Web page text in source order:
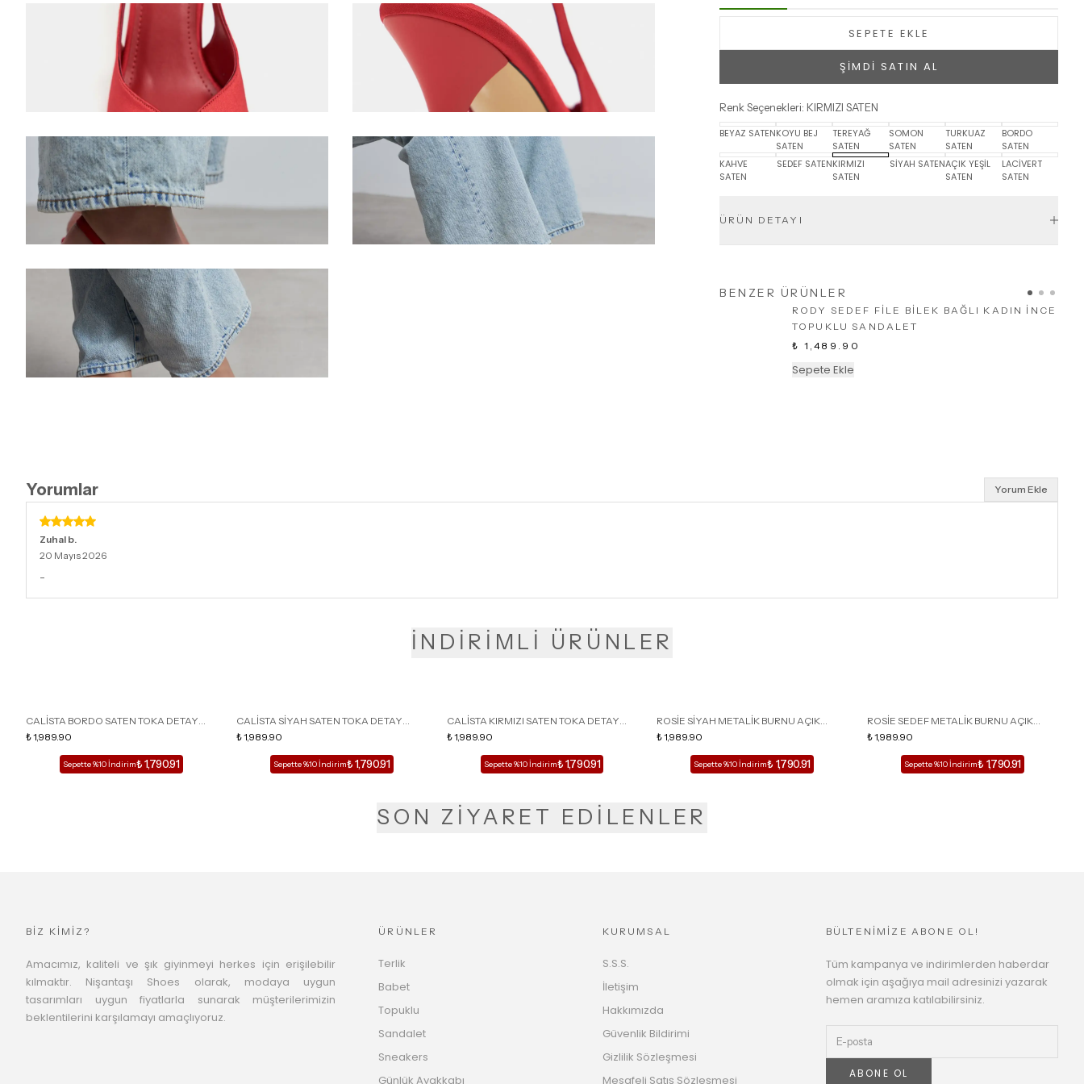
SEPETE EKLE
ŞİMDİ SATIN AL
Renk Seçenekleri: KIRMIZI SATEN
BEYAZ SATENKOYU BEJ
SATEN
TEREYAĞ
SATEN
SOMON
SATEN
TURKUAZ
SATEN
BORDO
SATEN
KAHVE
SATEN
SEDEF SATENKIRMIZI
SATEN
SİYAH SATENAÇIK YEŞİL
SATEN
LACİVERT
SATEN
ÜRÜN DETAYI
BENZER ÜRÜNLER
RODY SEDEF FİLE BİLEK BAĞLI KADIN İNCE
TOPUKLU SANDALET
₺ 1,489.90
Sepete Ekle
Yorumlar Yorum Ekle
Zuhal b.
20 Mayıs 2026
-
İNDİRİMLİ ÜRÜNLER
CALİSTA BORDO SATEN TOKA DETAY
SİVRİ BURUN KADIN TOPUKLU TERLİK
₺ 1,989.90
Sepette %10 İndirim₺ 1,790.91
CALİSTA SİYAH SATEN TOKA DETAY
SİVRİ BURUN KADIN TOPUKLU TERLİK
₺ 1,989.90
Sepette %10 İndirim₺ 1,790.91
CALİSTA KIRMIZI SATEN TOKA DETAY
SİVRİ BURUN KADIN TOPUKLU TERLİK
₺ 1,989.90
Sepette %10 İndirim₺ 1,790.91
ROSİE SİYAH METALİK BURNU AÇIK
DETAY KAFESLİ KADIN TOPUKLU TERLİK
₺ 1,989.90
Sepette %10 İndirim₺ 1,790.91
ROSİE SEDEF METALİK BURNU AÇIK
DETAY KAFESLİ KADIN TOPUKLU TERLİK
₺ 1,989.90
Sepette %10 İndirim₺ 1,790.91
SON ZİYARET EDİLENLER
BİZ KİMİZ?
Amacımız, kaliteli ve şık giyinmeyi herkes için erişilebilir
kılmaktır. Nişantaşı Shoes olarak, modaya uygun
tasarımları uygun fiyatlarla sunarak müşterilerimizin
beklentilerini karşılamayı amaçlıyoruz.
ÜRÜNLER
Terlik
Babet
Topuklu
Sandalet
Sneakers
Günlük Ayakkabı
KURUMSAL
S.S.S.
İletişim
Hakkımızda
Güvenlik Bildirimi
Gizlilik Sözleşmesi
Mesafeli Satış Sözleşmesi
BÜLTENİMİZE ABONE OL!
Tüm kampanya ve indirimlerden haberdar
olmak için aşağıya mail adresinizi yazarak
hemen aramıza katılabilirsiniz.
ABONE OL